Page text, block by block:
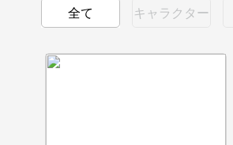
全て キャラクター